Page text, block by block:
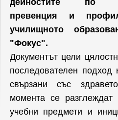
дейностите по
превенция и
училищното
"Фокус".
Документът цели
последователен подход
свързани със
момента се разглеждат
учебни предмети и